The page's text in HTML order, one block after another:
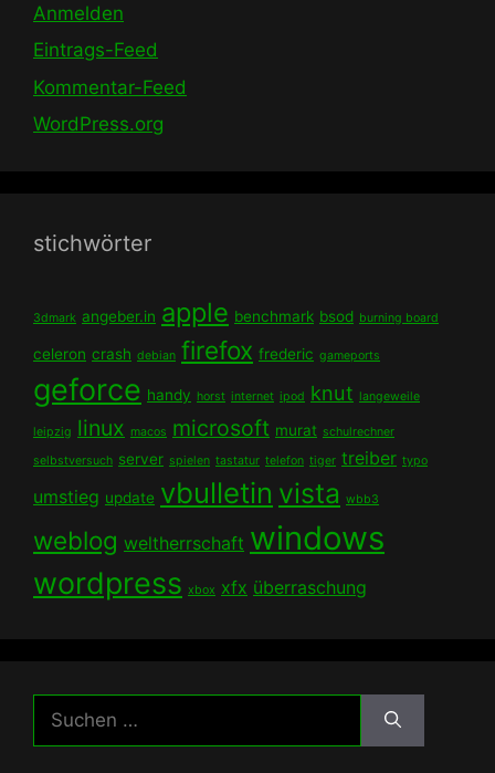
Anmelden
Eintrags-Feed
Kommentar-Feed
WordPress.org
stichwörter
3dmark angeber.in apple benchmark bsod burning board
celeron crash debian firefox frederic gameports
geforce handy horst internet ipod knut langeweile
leipzig linux macos microsoft murat schulrechner
selbstversuch server spielen tastatur telefon tiger treiber typo
umstieg update vbulletin vista wbb3
weblog weltherrschaft windows
wordpress xbox xfx überraschung
Suchen